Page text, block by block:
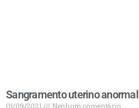
Sangramento uterino anormal
01/09/2021 Nenhum comentário